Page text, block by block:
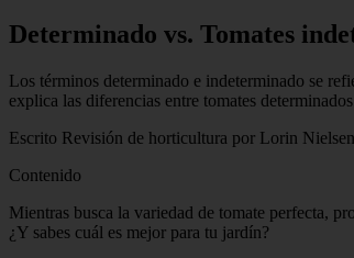
Determinado vs. Tomates
Los términos determinado e indeterminado se
explica las diferencias entre tomates
Escrito Revisión de horticultura por Lorin
Contenido
Mientras busca la variedad de tomate perfecta,
¿Y sabes cuál es mejor para tu jardín?